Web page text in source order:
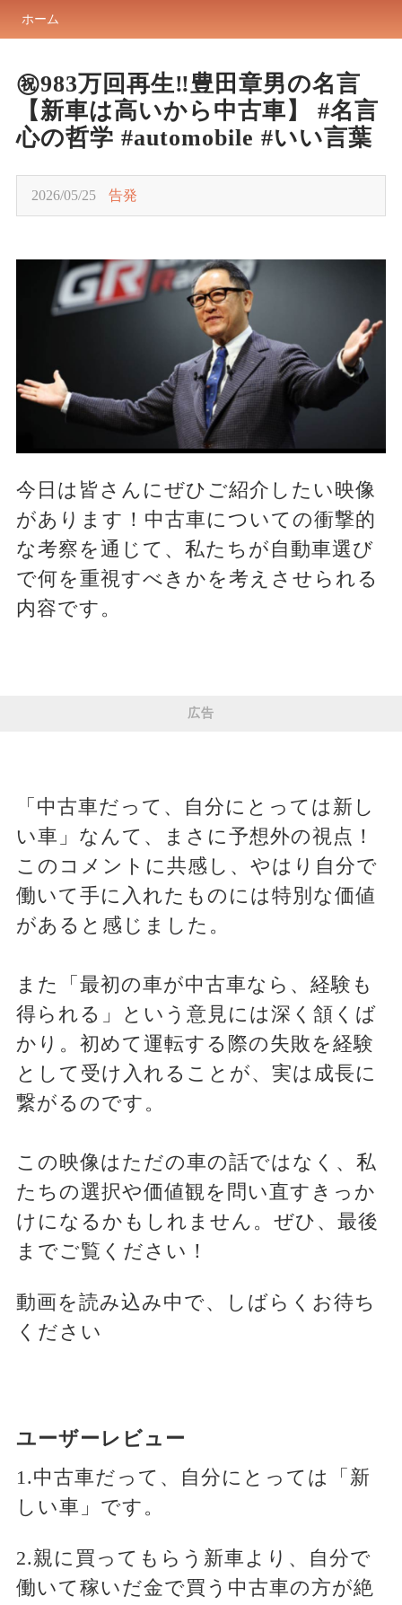
ホーム
㊗️983万回再生‼️豊田章男の名言
【新車は高いから中古車】 #名言
心の哲学 #automobile #いい言葉
2026/05/25 告発
今日は皆さんにぜひご紹介したい映像
があります！中古車についての衝撃的
な考察を通じて、私たちが自動車選び
で何を重視すべきかを考えさせられる
内容です。
広告
「中古車だって、自分にとっては新し
い車」なんて、まさに予想外の視点！
このコメントに共感し、やはり自分で
働いて手に入れたものには特別な価値
があると感じました。
また「最初の車が中古車なら、経験も
得られる」という意見には深く頷くば
かり。初めて運転する際の失敗を経験
として受け入れることが、実は成長に
繋がるのです。
この映像はただの車の話ではなく、私
たちの選択や価値観を問い直すきっか
けになるかもしれません。ぜひ、最後
までご覧ください！
動画を読み込み中で、しばらくお待ち
ください
ユーザーレビュー
1.中古車だって、自分にとっては「新
しい車」です。
2.親に買ってもらう新車より、自分で
働いて稼いだ金で買う中古車の方が絶